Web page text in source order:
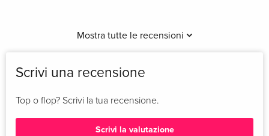
Mostra tutte le recensioni
Scrivi una recensione
Top o flop? Scrivi la tua recensione.
Scrivi la valutazione